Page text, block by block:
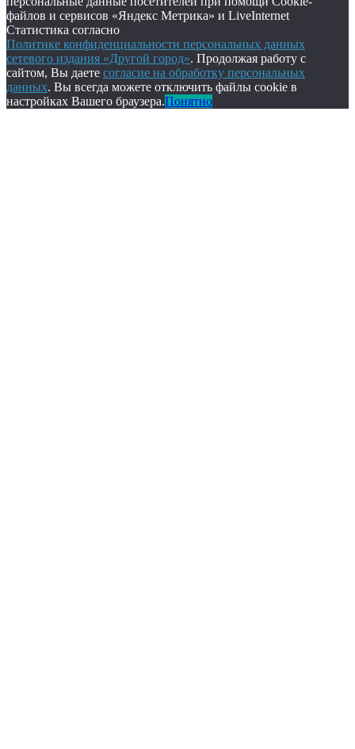
файлов и сервисов «Яндекс Метрика» и LiveInternet
Статистика согласно
Политике конфиденциальности персональных данных
сетевого издания «Другой город». Продолжая работу с
сайтом, Вы даете согласие на обработку персональных
данных. Вы всегда можете отключить файлы cookie в
настройках Вашего браузера.Понятно